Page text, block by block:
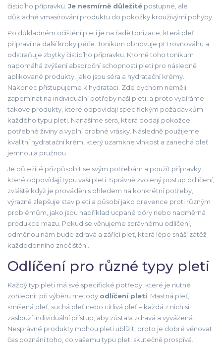
čisticího přípravku. Je nesmírně důležité postupné, ale
důkladné vmasírování produktu do pokožky krouživými pohyby.
Po důkladném očištění pleti je na řadě tonizace, která pleť
připraví na další kroky péče. Tonikum obnovuje pH rovnováhu a
odstraňuje zbytky čisticího přípravku. Kromě toho tonikum
napomáhá zvýšení absorpční schopnosti pleti pro následně
aplikované produkty, jako jsou séra a hydratační krémy.
Nakonec přistupujeme k hydrataci. Zde bychom neměli
zapomínat na individuální potřeby naší pleti, a proto vybíráme
takové produkty, které odpovídají specifickým požadavkům
každého typu pleti. Nanášíme séra, která dodají pokožce
potřebné živiny a vyplní drobné vrásky. Následně použijeme
kvalitní hydratační krém, který uzamkne vlhkost a zanechá pleť
jemnou a pružnou.
Je důležité přizpůsobit se svým potřebám a použít přípravky,
které odpovídají typu vaší pleti. Správně zvolený postup odlíčení,
zvláště když je prováděn s ohledem na konkrétní potřeby,
výrazně zlepšuje stav pleti a působí jako prevence proti různým
problémům, jako jsou například ucpané póry nebo nadměrná
produkce mazu. Pokud se věnujeme správnému odlíčení,
odměnou nám bude zdravá a zářící pleť, která lépe snáší zátěž
každodenního znečištění.
Odlíčení pro různé typy pleti
Každý typ pleti má své specifické potřeby, které je nutné
zohlednit při výběru metody odlíčení pleti. Mastná pleť,
smíšená pleť, suchá pleť nebo citlivá pleť – každá z nich si
zaslouží individuální přístup, aby zůstala zdravá a vyvážená.
Nesprávné produkty mohou pleti ublížit, proto je dobré věnovat
čas poznání toho, co vašemu typu pleti skutečně prospívá.